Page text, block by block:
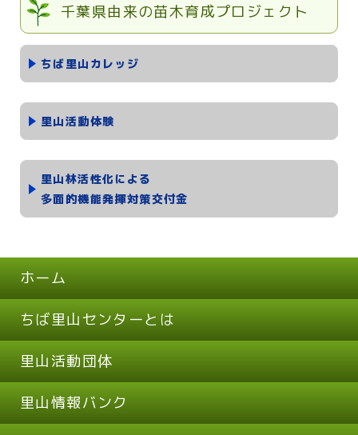
千葉県由来の苗木育成プロジェクト
ちば里山カレッジ
里山活動体験
里山林活性化による
多面的機能発揮対策交付金
ホーム
ちば里山センターとは
里山活動団体
里山情報バンク